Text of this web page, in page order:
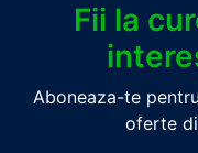
Fii la
Aboneaza-te
oferte